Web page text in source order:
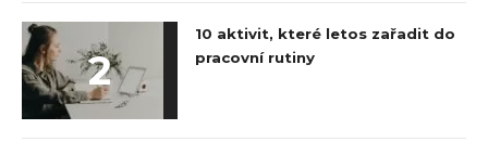
2
10 aktivit, které letos zařadit do
pracovní rutiny